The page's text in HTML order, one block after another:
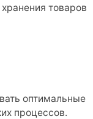
товаров
оптимальные
процессов.